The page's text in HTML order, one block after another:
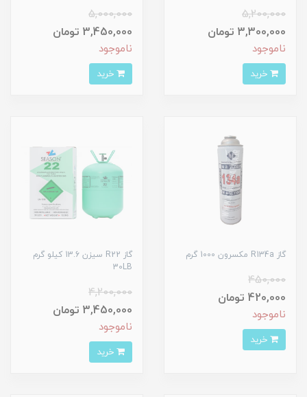
5,200,000
3,300,000 تومان
ناموجود
5,000,000
3,450,000 تومان
ناموجود
گاز R134a مکسرون 1000 گرم
450,000
420,000 تومان
ناموجود
گاز R22 سیزن 13.6 کیلو گرم
30LB
4,200,000
3,450,000 تومان
ناموجود